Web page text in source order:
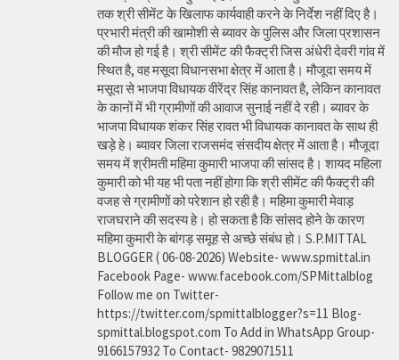
तक श्री सीमेंट के खिलाफ कार्यवाही करने के निर्देश नहीं दिए है।
प्रभारी मंत्री की खामोशी से ब्यावर के पुलिस और जिला प्रशासन
की मौज हो गई है। श्री सीमेंट की फैक्ट्री जिस अंधेरी देवरी गांव में
स्थित है, वह मसूदा विधानसभा क्षेत्र में आता है। मौजूदा समय में
मसूदा से भाजपा विधायक वीरेंद्र सिंह कानावत है, लेकिन कानावत
के कानों में भी ग्रामीणों की आवाज सुनाई नहीं दे रही। ब्यावर के
भाजपा विधायक शंकर सिंह रावत भी विधायक कानावत के साथ ही
खड़े हे। ब्यावर जिला राजसमंद संसदीय क्षेत्र में आता है। मौजूदा
समय में श्रीमती महिमा कुमारी भाजपा की सांसद है। शायद महिला
कुमारी को भी यह भी पता नहीं होगा कि श्री सीमेंट की फैक्ट्री की
वजह से ग्रामीणों को परेशान हो रही है। महिमा कुमारी मेवाड़
राजघराने की सदस्य हे। हो सकता है कि सांसद होने के कारण
महिमा कुमारी के बांगड़ समूह से अच्छे संबंध हो। S.P.MITTAL
BLOGGER ( 06-08-2026) Website- www.spmittal.in
Facebook Page- www.facebook.com/SPMittalblog
Follow me on Twitter-
https://twitter.com/spmittalblogger?s=11 Blog-
spmittal.blogspot.com To Add in WhatsApp Group-
9166157932 To Contact- 9829071511